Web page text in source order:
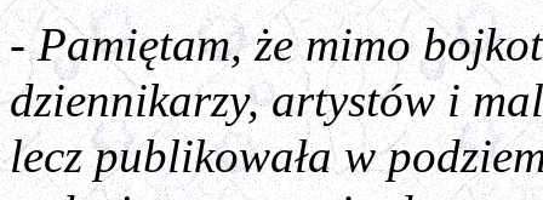
- Pamiętam, że mimo
dziennikarzy, artystów i
lecz publikowała w